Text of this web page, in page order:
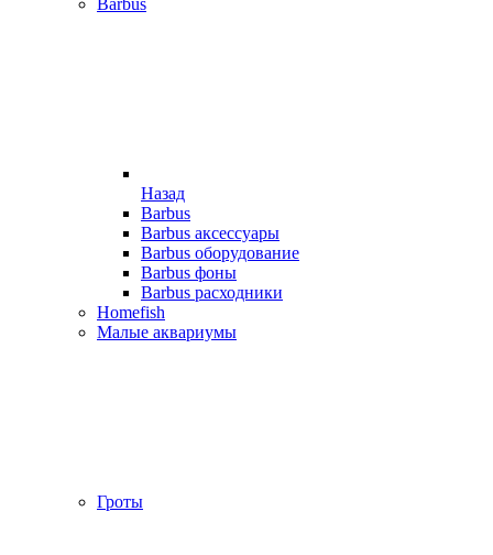
Назад
Barbus
Barbus аксессуары
Barbus оборудование
Barbus фоны
Barbus расходники
Homefish
Малые аквариумы
Гроты